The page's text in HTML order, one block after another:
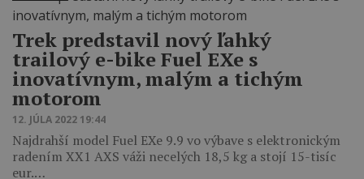
Trek predstavil nový ľahký
trailový e-bike Fuel EXe s
inovatívnym, malým a tichým
motorom
12. JÚLA 2022 19:44
Najdrahší model Fuel EXe 9.9 vo výbave s elektronickým
radením XX1 AXS váži necelých 18,5 kg a stojí 15-tisíc
eur.…